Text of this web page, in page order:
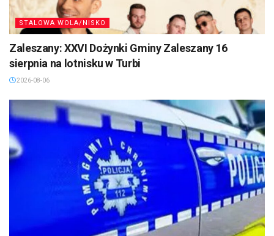
STALOWA WOLA/NISKO
Zaleszany: XXVI Dożynki Gminy Zaleszany 16
sierpnia na lotnisku w Turbi
2026-08-06